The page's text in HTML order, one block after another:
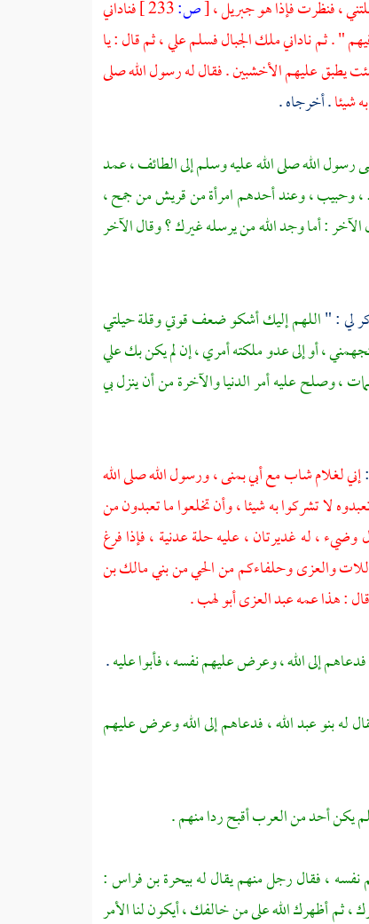
، فنظرت فإذا هوجبريل ،[ص:
فناداني
" . ثم ناداني ملك الجبال فسلم علي ، ثم قال : يا
يطبق عليهم الأخشبين . فقال له رسول الله صلى
شيئا. أخرجاه .
رسول الله صلى الله عليه وسلم إلىالطائف ،عمد
وحبيب ،وعند أحدهم امرأة منقريشمنجمح ،
: أما وجد الله من يرسله غيرك ؟ وقال الآخر
لي : "اللهم إليك أشكو ضعف قوتي وقلة حيلتي
، أو إلى عدو ملكته أمري ، إن لم يكن بك علي
وصلح عليه أمر الدنيا والآخرة من أن ينزل بي
إني لغلام شاب مع أبيبمنى ،ورسول الله صلى الله
لا تشركوا به شيئا ، وأن تخلعوا ما تعبدون من
، له غديرتان ، عليه حلة عدنية ، فإذا فرغ
والعزى وحلفاءكم من الحي منبني مالك بن
: هذا عمهعبد العزى أبو لهب.
فدعاهم إلى الله ، وعرض عليهم نفسه ، فأبوا عليه.
لهبنو عبد الله ،فدعاهم إلى الله وعرض عليهم
يكن أحد من العرب أقبح ردا منهم .
نفسه ، فقال رجل منهم يقال لهبيحرة بن فراس:
، ثم أظهرك الله على من خالفك ، أيكون لنا الأمر